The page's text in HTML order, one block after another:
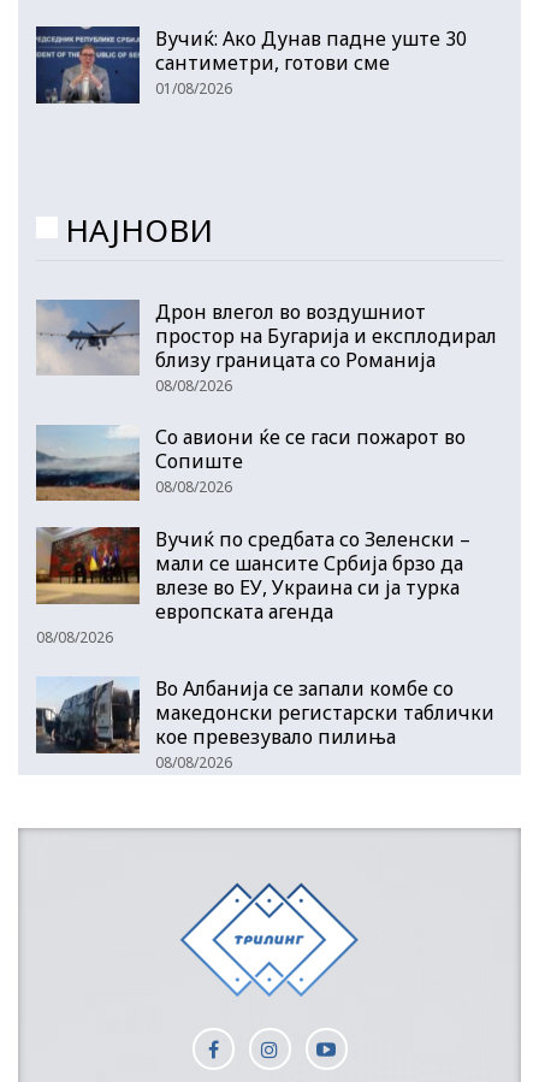
Вучиќ: Ако Дунав падне уште 30
сантиметри, готови сме
01/08/2026
НАЈНОВИ
Дрон влегол во воздушниот
простор на Бугарија и експлодирал
близу границата со Романија
08/08/2026
Со авиони ќе се гаси пожарот во
Сопиште
08/08/2026
Вучиќ по средбата со Зеленски –
мали се шансите Србија брзо да
влезе во ЕУ, Украина си ја турка
европската агенда
08/08/2026
Во Албанија се запали комбе со
македонски регистарски таблички
кое превезувало пилиња
08/08/2026